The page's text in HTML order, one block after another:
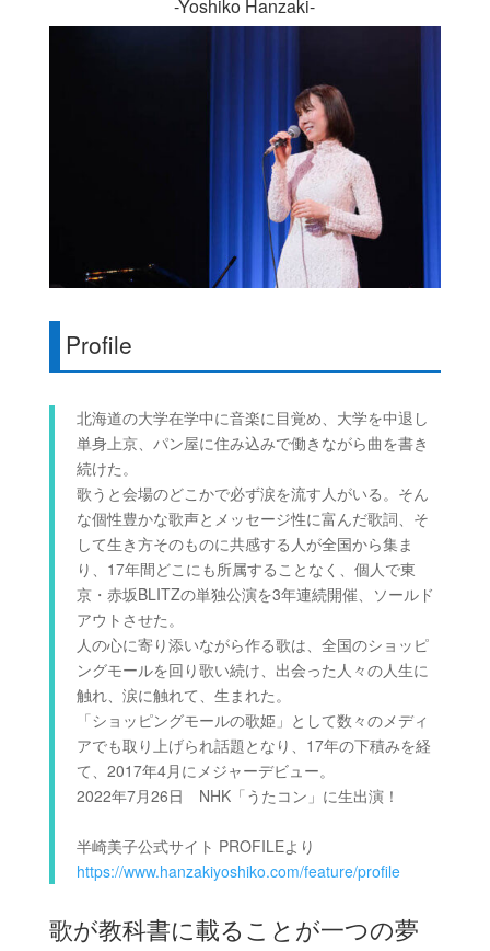
-Yoshiko Hanzaki-
Profile
北海道の大学在学中に音楽に目覚め、大学を中退し
単身上京、パン屋に住み込みで働きながら曲を書き
続けた。
歌うと会場のどこかで必ず涙を流す人がいる。そん
な個性豊かな歌声とメッセージ性に富んだ歌詞、そ
して生き方そのものに共感する人が全国から集ま
り、17年間どこにも所属することなく、個人で東
京・赤坂BLITZの単独公演を3年連続開催、ソールド
アウトさせた。
人の心に寄り添いながら作る歌は、全国のショッピ
ングモールを回り歌い続け、出会った人々の人生に
触れ、涙に触れて、生まれた。
「ショッピングモールの歌姫」として数々のメディ
アでも取り上げられ話題となり、17年の下積みを経
て、2017年4月にメジャーデビュー。
2022年7月26日 NHK「うたコン」に生出演！
半崎美子公式サイト PROFILEより
https://www.hanzakiyoshiko.com/feature/profile
歌が教科書に載ることが一つの夢